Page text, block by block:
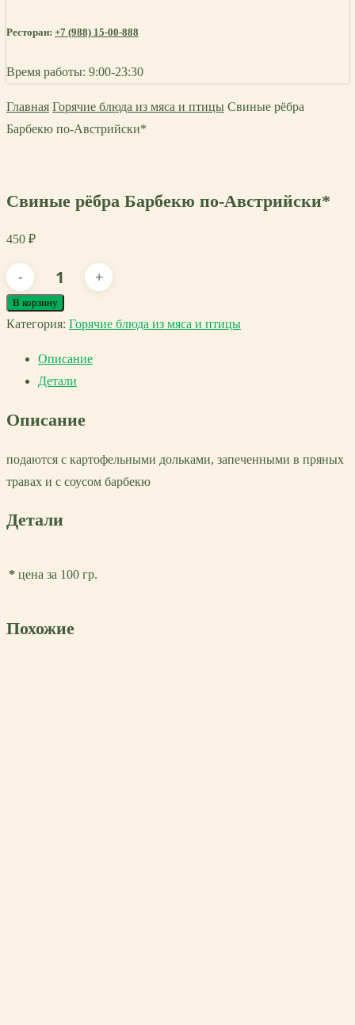
Ресторан: +7 (988) 15-00-888
Время работы: 9:00-23:30
Главная Горячие блюда из мяса и птицы Свиные рёбра
Барбекю по-Австрийски*
Свиные рёбра Барбекю по-Австрийски*
450 ₽
Количество
товара
Свиные
Барбекю
по-
В корзину
Категория: Горячие блюда из мяса и птицы
Описание
Детали
Описание
подаются с картофельными дольками, запеченными в пряных
травах и с соусом барбекю
Детали
* цена за 100 гр.
Похожие